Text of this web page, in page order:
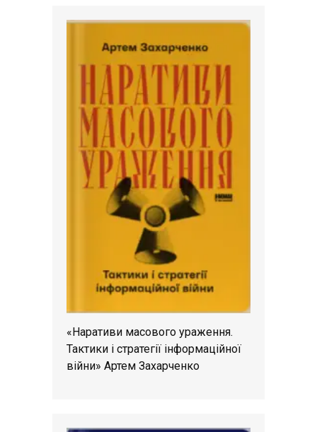
«Наративи масового ураження.
Тактики і стратегії інформаційної
війни» Артем Захарченко